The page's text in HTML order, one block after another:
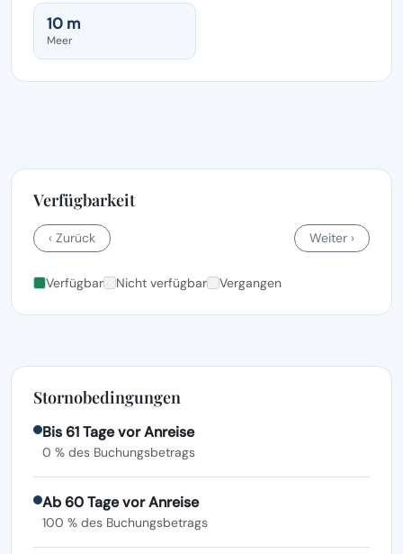
10 m
Meer
Verfügbarkeit
‹ Zurück Weiter ›
Verfügbar Nicht verfügbar Vergangen
Stornobedingungen
Bis 61 Tage vor Anreise
0 % des Buchungsbetrags
Ab 60 Tage vor Anreise
100 % des Buchungsbetrags